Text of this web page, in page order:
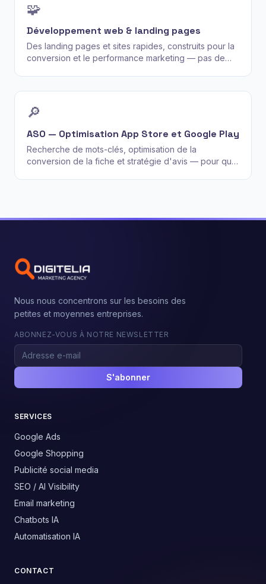
🧩
Développement web & landing pages
Des landing pages et sites rapides, construits pour la
conversion et le performance marketing — pas de
🔎
ASO — Optimisation App Store et Google Play
Recherche de mots-clés, optimisation de la
conversion de la fiche et stratégie d'avis — pour que
Nous nous concentrons sur les besoins des
petites et moyennes entreprises.
ABONNEZ-VOUS À NOTRE NEWSLETTER
S'abonner
SERVICES
Google Ads
Google Shopping
Publicité social media
SEO / AI Visibility
Email marketing
Chatbots IA
Automatisation IA
CONTACT